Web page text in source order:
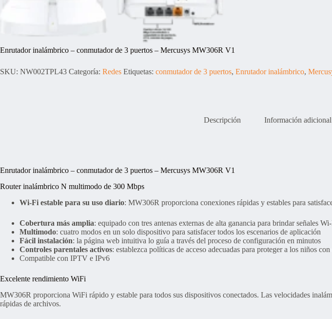
Enrutador inalámbrico – conmutador de 3 puertos – Mercusys MW306R V1
SKU: NW002TPL43 Categoría: Redes Etiquetas: conmutador de 3 puertos, Enrutador inalámbrico,
Descripción Información adicional
Enrutador inalámbrico – conmutador de 3 puertos – Mercusys MW306R V1
Router inalámbrico N multimodo de 300 Mbps
Wi-Fi estable para su uso diario: MW306R proporciona conexiones rápidas y estables para
Cobertura más amplia: equipado con tres antenas externas de alta ganancia para brindar señales
Multimodo: cuatro modos en un solo dispositivo para satisfacer todos los escenarios de aplicación
Fácil instalación: la página web intuitiva lo guía a través del proceso de configuración en minutos
Controles parentales activos: establezca políticas de acceso adecuadas para proteger a los niños
Compatible con IPTV e IPv6
Excelente rendimiento WiFi
MW306R proporciona WiFi rápido y estable para todos sus dispositivos conectados. Las velocidades
rápidas de archivos.